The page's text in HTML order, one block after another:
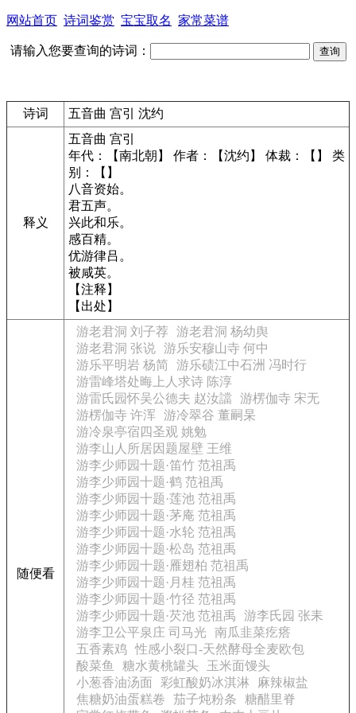
网站首页 诗词鉴赏 宝宝取名 家常菜谱
请输入您要查询的诗词：
诗词 五音曲 宫引 沈约
释义
五音曲 宫引
年代：【南北朝】 作者：【沈约】 体裁：【】 类
别：【】
八音资始。
君五声。
兴此和乐。
感百精。
优游律吕。
被咸英。
【注释】
【出处】
随便看
游老君洞 刘子荐
游老君洞 杨幼舆
游老君洞 张说 游乐安穆山寺 何中
游乐平明岩 杨简
游乐碛江中石洲 冯时行
游雷峰塔处晦上人求诗 陈淳
游雷氏园怀吴公德夫 赵汝譡 游楞伽寺 宋无
游楞伽寺 许浑
游冷翠谷 董嗣杲
游冷泉亭宿四圣观 姚勉
游李山人所居因题屋壁 王维
游李少师园十题·笛竹 范祖禹
游李少师园十题·鹤 范祖禹
游李少师园十题·莲池 范祖禹
游李少师园十题·茅庵 范祖禹
游李少师园十题·水轮 范祖禹
游李少师园十题·松岛 范祖禹
游李少师园十题·雁翅柏 范祖禹
游李少师园十题·月桂 范祖禹
游李少师园十题·竹径 范祖禹
游李少师园十题·芡池 范祖禹
游李氏园 张耒
游李卫公平泉庄 司马光
南瓜韭菜疙瘩
五香素鸡 性感小裂口-天然酵母全麦欧包
酸菜鱼
糖水黄桃罐头
玉米面馒头
小葱香油汤面
彩虹酸奶冰淇淋
麻辣椒盐
焦糖奶油蛋糕卷
茄子炖粉条
糖醋里脊